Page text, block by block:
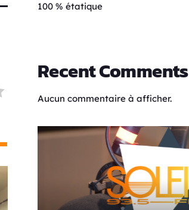
100 % étatique
Recent Comments
Aucun commentaire à afficher.